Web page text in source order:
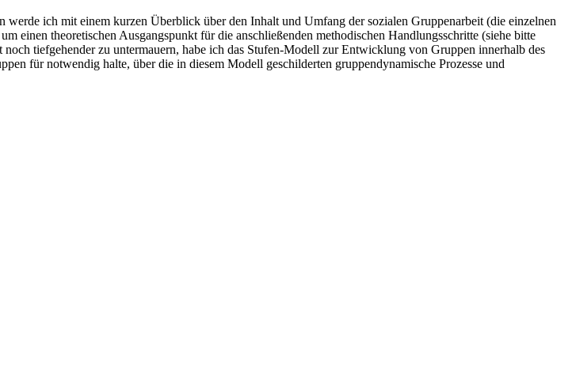
ich mit einem kurzen Überblick über den Inhalt und Umfang der sozialen Gruppenarbeit (die einzelnen
einen theoretischen Ausgangspunkt für die anschließenden methodischen Handlungsschritte (siehe bitte
tiefgehender zu untermauern, habe ich das Stufen-Modell zur Entwicklung von Gruppen innerhalb des
für notwendig halte, über die in diesem Modell geschilderten gruppendynamische Prozesse und